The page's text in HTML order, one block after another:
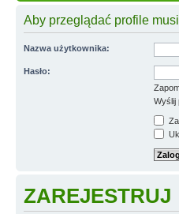
Aby przeglądać profile
Nazwa użytkownika:
Hasło:
Wyślij
ZAREJESTRUJ